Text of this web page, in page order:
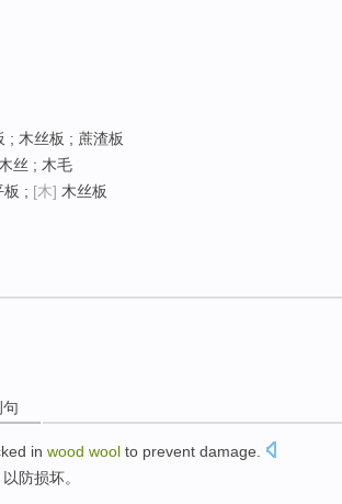
; 木丝板 ; 蔗渣板
丝 ; 木毛
板 ; [木] 木丝板
in wood wool to prevent damage
以防损坏。